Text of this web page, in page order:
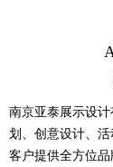
南京亚泰展示设
划、创意设计、
客户提供全方位